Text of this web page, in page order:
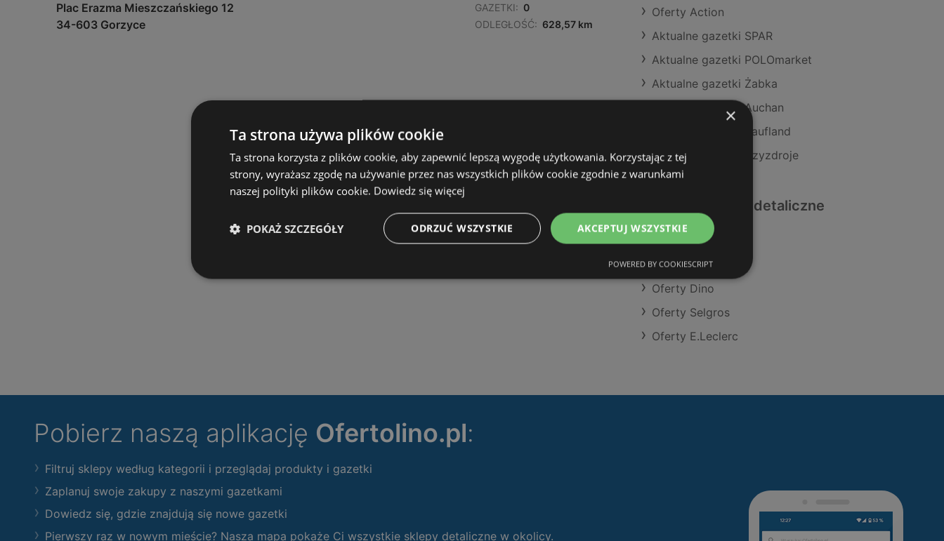
Plac Erazma Mieszczańskiego 12
34-603 Gorzyce
GAZETKI: 0
ODLEGŁOŚĆ: 628,57 km
Oferty Action
Aktualne gazetki SPAR
Aktualne gazetki POLOmarket
Aktualne gazetki Żabka
Aktualne gazetki Auchan
Aktualne gazetki Kaufland
Sklepy Lidl w Międzyzdroje
Podobne sklepy detaliczne
Oferty Action
Oferty Aldi
Oferty Dino
Oferty Selgros
Oferty E.Leclerc
Pobierz naszą aplikację Ofertolino.pl:
Filtruj sklepy według kategorii i przeglądaj produkty i gazetki
Zaplanuj swoje zakupy z naszymi gazetkami
Dowiedz się, gdzie znajdują się nowe gazetki
Pierwszy raz w nowym mieście? Nasza mapa pokaże Ci wszystkie sklepy detaliczne w okolicy.
×
Ta strona używa plików cookie
Ta strona korzysta z plików cookie, aby zapewnić lepszą wygodę użytkowania. Korzystając z tej
strony, wyrażasz zgodę na używanie przez nas wszystkich plików cookie zgodnie z warunkami
naszej polityki plików cookie. Dowiedz się więcej
AKCEPTUJ WSZYSTKIE
ODRZUĆ WSZYSTKIE
POKAŻ SZCZEGÓŁY
POWERED BY COOKIESCRIPT